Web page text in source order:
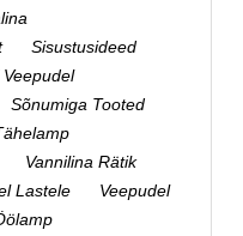
Sisustusideed
Sõnumiga Tooted
Vannilina Rätik
Lastele
Veepudel